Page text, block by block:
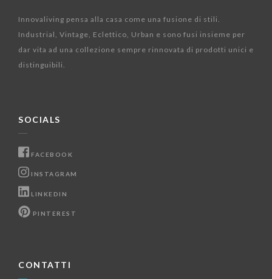
Innovaliving pensa alla casa come una fusione di stili.
Industrial, Vintage, Eclettico, Urban e sono fusi insieme per
dar vita ad una collezione sempre rinnovata di prodotti unici e
distinguibili.
SOCIALS
FACEBOOK
INSTAGRAM
LINKEDIN
PINTEREST
CONTATTI